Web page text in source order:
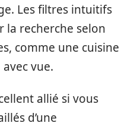
Les filtres intuitifs
la recherche selon
comme une cuisine
vue.
allié si vous
d’une